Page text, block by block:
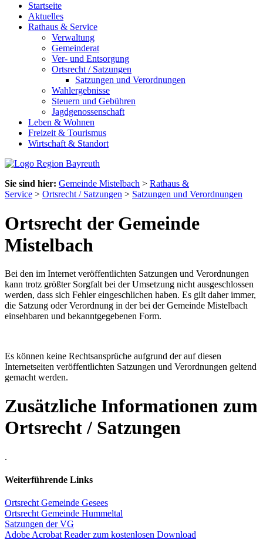
Startseite
Aktuelles
Rathaus & Service
Verwaltung
Gemeinderat
Ver- und Entsorgung
Ortsrecht / Satzungen
Satzungen und Verordnungen
Wahlergebnisse
Steuern und Gebühren
Jagdgenossenschaft
Leben & Wohnen
Freizeit & Tourismus
Wirtschaft & Standort
Sie sind hier: Gemeinde Mistelbach > Rathaus &
Service > Ortsrecht / Satzungen > Satzungen und Verordnungen
Ortsrecht der Gemeinde
Mistelbach
Bei den im Internet veröffentlichten Satzungen und Verordnungen
kann trotz größter Sorgfalt bei der Umsetzung nicht ausgeschlossen
werden, dass sich Fehler eingeschlichen haben. Es gilt daher immer,
die Satzung oder Verordnung in der bei der Gemeinde Mistelbach
einsehbaren und bekanntgegebenen Form.
Es können keine Rechtsansprüche aufgrund der auf diesen
Internetseiten veröffentlichten Satzungen und Verordnungen geltend
gemacht werden.
Zusätzliche Informationen zum
Ortsrecht / Satzungen
.
Weiterführende Links
Ortsrecht Gemeinde Gesees
Ortsrecht Gemeinde Hummeltal
Satzungen der VG
Adobe Acrobat Reader zum kostenlosen Download